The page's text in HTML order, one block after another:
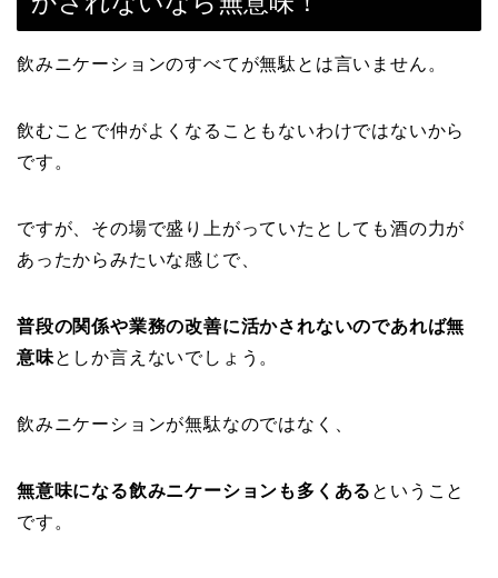
飲みニケーションのすべてが無駄とは言いません。
飲むことで仲がよくなることもないわけではないから
です。
ですが、その場で盛り上がっていたとしても酒の力が
あったからみたいな感じで、
普段の関係や業務の改善に活かされないのであれば無
意味としか言えないでしょう。
飲みニケーションが無駄なのではなく、
無意味になる飲みニケーションも多くある ということ
です。